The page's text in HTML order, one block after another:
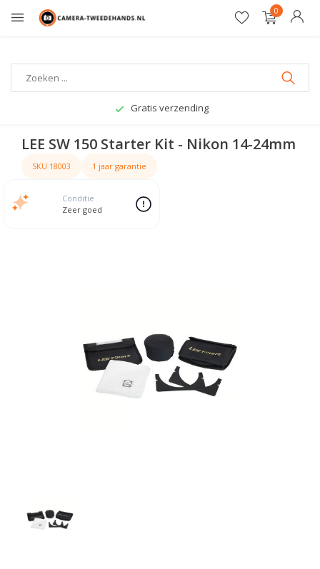
0
Gratis verzending
LEE SW 150 Starter Kit - Nikon 14-24mm
SKU 18003 1 jaar garantie
Conditie
Zeer goed